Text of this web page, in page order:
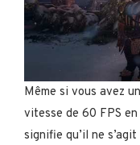
Même si vous avez
vitesse de 60 FPS
signifie qu’il ne